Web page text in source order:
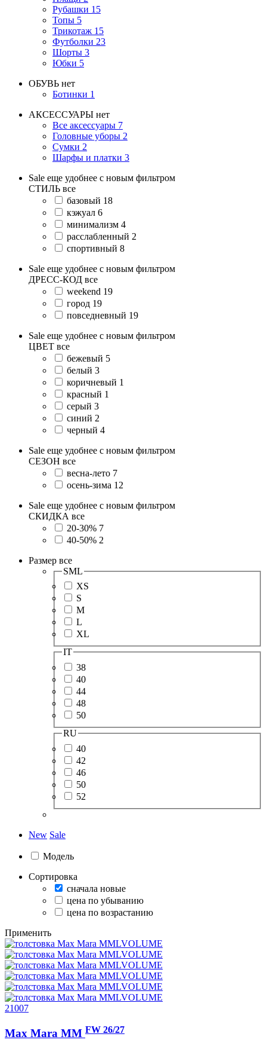
Рубашки 15
Топы 5
Трикотаж 15
Футболки 23
Шорты 3
Юбки 5
ОБУВЬ нет
Ботинки 1
АКСЕССУАРЫ нет
Все аксессуары 7
Головные уборы 2
Сумки 2
Шарфы и платки 3
Sale еще удобнее с новым фильтром
СТИЛЬ все
базовый 18
кэжуал 6
минимализм 4
расслабленный 2
спортивный 8
Sale еще удобнее с новым фильтром
ДРЕСС-КОД все
weekend 19
город 19
повседневный 19
Sale еще удобнее с новым фильтром
ЦВЕТ все
бежевый 5
белый 3
коричневый 1
красный 1
серый 3
синий 2
черный 4
Sale еще удобнее с новым фильтром
СЕЗОН все
весна-лето 7
осень-зима 12
Sale еще удобнее с новым фильтром
СКИДКА все
20-30% 7
40-50% 2
Размер все
SML
XS
S
M
L
XL
IT
38
40
44
48
50
RU
40
42
46
50
52
New Sale
Модель
Сортировка
сначала новые
цена по убыванию
цена по возрастанию
Применить
21007
Max Mara MM FW 26/27